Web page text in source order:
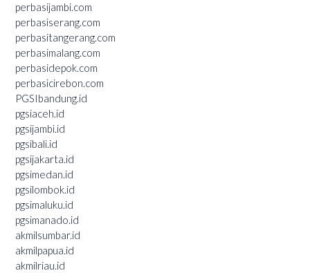
perbasijambi.com
perbasiserang.com
perbasitangerang.com
perbasimalang.com
perbasidepok.com
perbasicirebon.com
PGSIbandung.id
pgsiaceh.id
pgsijambi.id
pgsibali.id
pgsijakarta.id
pgsimedan.id
pgsilombok.id
pgsimaluku.id
pgsimanado.id
akmilsumbar.id
akmilpapua.id
akmilriau.id